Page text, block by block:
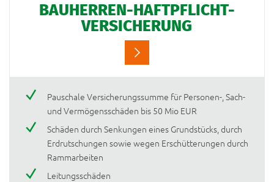
BAUHERREN-HAFTPFLICHT-
VERSICHERUNG
Pauschale Versicherungssumme für Personen-, Sach-
und Vermögensschäden bis 50 Mio EUR
Schäden durch Senkungen eines Grundstücks, durch
Erdrutschungen sowie wegen Erschütterungen durch
Rammarbeiten
Leitungsschäden